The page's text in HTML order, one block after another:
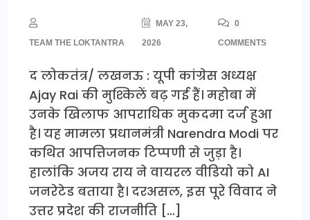
TEAM THE LOKTANTRA
MAY 23,
2026
0
COMMENTS
द लोकतंत्र/ लखनऊ : यूपी कांग्रेस अध्यक्ष
Ajay Rai की मुश्किलें बढ़ गई हैं। महोबा में
उनके खिलाफ आपराधिक मुकदमा दर्ज हुआ
है। यह मामला प्रधानमंत्री Narendra Modi पर
कथित आपत्तिजनक टिप्पणी से जुड़ा है।
हालांकि अजय राय ने वायरल वीडियो को AI
जनरेटेड बताया है। दरअसल, इस पूरे विवाद ने
उत्तर प्रदेश की राजनीति […]